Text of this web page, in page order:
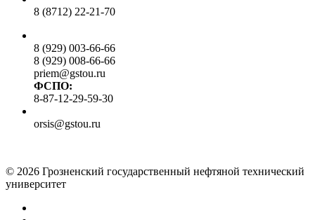
8 (8712) 22-21-70
8 (929) 003-66-66
8 (929) 008-66-66
priem@gstou.ru
ФСПО:
8-87-12-29-59-30
orsis@gstou.ru
© 2026 Грозненский государственный нефтяной технический
университет